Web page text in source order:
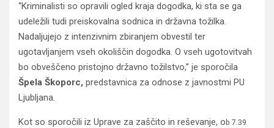
“Kriminalisti so opravili ogled kraja dogodka, ki sta se ga
udeležili tudi preiskovalna sodnica in državna tožilka.
Nadaljujejo z intenzivnim zbiranjem obvestil ter
ugotavljanjem vseh okoliščin dogodka. O vseh ugotovitvah
bo obveščeno pristojno državno tožilstvo,” je sporočila
Špela Škoporc, predstavnica za odnose z javnostmi PU
Ljubljana.
Kot so sporočili iz Uprave za zaščito in reševanje, o b 7.39